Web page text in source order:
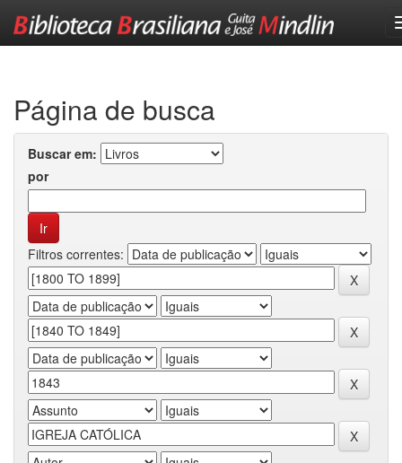
Página de busca
Buscar em:
por
Filtros correntes: